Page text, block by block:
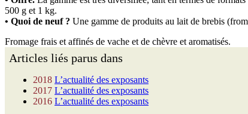
500 g et 1 kg.
• Quoi de neuf ? Une gamme de produits au lait de brebis
Fromage frais et affinés de vache et de chèvre et aromatisés.
Articles liés parus dans
2018 L’actualité des exposants
2017 L’actualité des exposants
2016 L’actualité des exposants